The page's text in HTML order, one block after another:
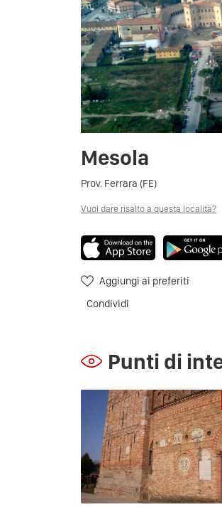
Mesola
Prov. Ferrara (FE)
Vuoi dare risalto a questa località?
Aggiungi ai preferiti
Condividi
Punti di